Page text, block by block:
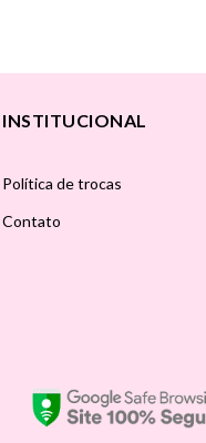
INSTITUCIONAL
Política de trocas
Contato